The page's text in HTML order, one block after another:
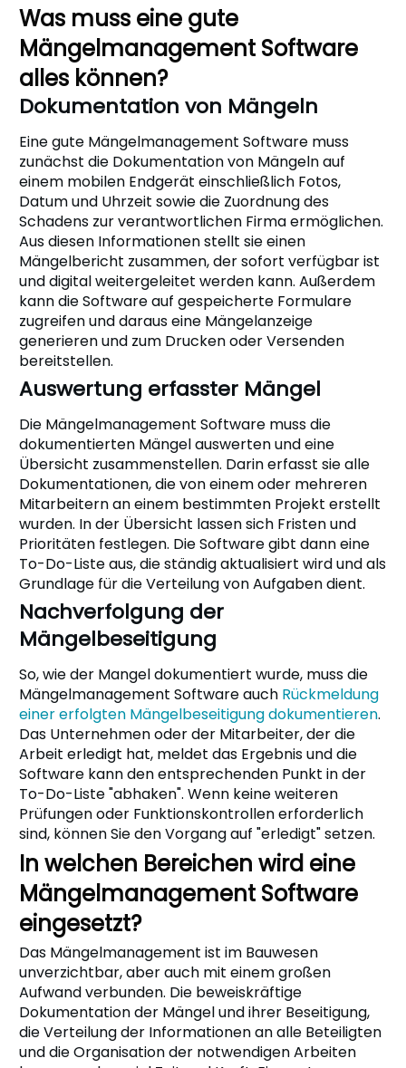
Was muss eine gute
Mängelmanagement Software
alles können?
Dokumentation von Mängeln
Eine gute Mängelmanagement Software muss
zunächst die Dokumentation von Mängeln auf
einem mobilen Endgerät einschließlich Fotos,
Datum und Uhrzeit sowie die Zuordnung des
Schadens zur verantwortlichen Firma ermöglichen.
Aus diesen Informationen stellt sie einen
Mängelbericht zusammen, der sofort verfügbar ist
und digital weitergeleitet werden kann. Außerdem
kann die Software auf gespeicherte Formulare
zugreifen und daraus eine Mängelanzeige
generieren und zum Drucken oder Versenden
bereitstellen.
Auswertung erfasster Mängel
Die Mängelmanagement Software muss die
dokumentierten Mängel auswerten und eine
Übersicht zusammenstellen. Darin erfasst sie alle
Dokumentationen, die von einem oder mehreren
Mitarbeitern an einem bestimmten Projekt erstellt
wurden. In der Übersicht lassen sich Fristen und
Prioritäten festlegen. Die Software gibt dann eine
To-Do-Liste aus, die ständig aktualisiert wird und als
Grundlage für die Verteilung von Aufgaben dient.
Nachverfolgung der
Mängelbeseitigung
So, wie der Mangel dokumentiert wurde, muss die
Mängelmanagement Software auch Rückmeldung
einer erfolgten Mängelbeseitigung dokumentieren.
Das Unternehmen oder der Mitarbeiter, der die
Arbeit erledigt hat, meldet das Ergebnis und die
Software kann den entsprechenden Punkt in der
To-Do-Liste "abhaken". Wenn keine weiteren
Prüfungen oder Funktionskontrollen erforderlich
sind, können Sie den Vorgang auf "erledigt" setzen.
In welchen Bereichen wird eine
Mängelmanagement Software
eingesetzt?
Das Mängelmanagement ist im Bauwesen
unverzichtbar, aber auch mit einem großen
Aufwand verbunden. Die beweiskräftige
Dokumentation der Mängel und ihrer Beseitigung,
die Verteilung der Informationen an alle Beteiligten
und die Organisation der notwendigen Arbeiten